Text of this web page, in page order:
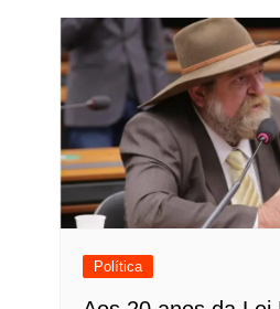
Política